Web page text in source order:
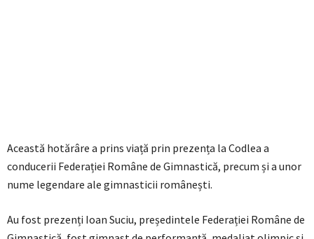
Această hotărâre a prins viață prin prezența la Codlea a
conducerii Federației Române de Gimnastică, precum și a unor
nume legendare ale gimnasticii românești.
Au fost prezenți Ioan Suciu, președintele Federației Române de